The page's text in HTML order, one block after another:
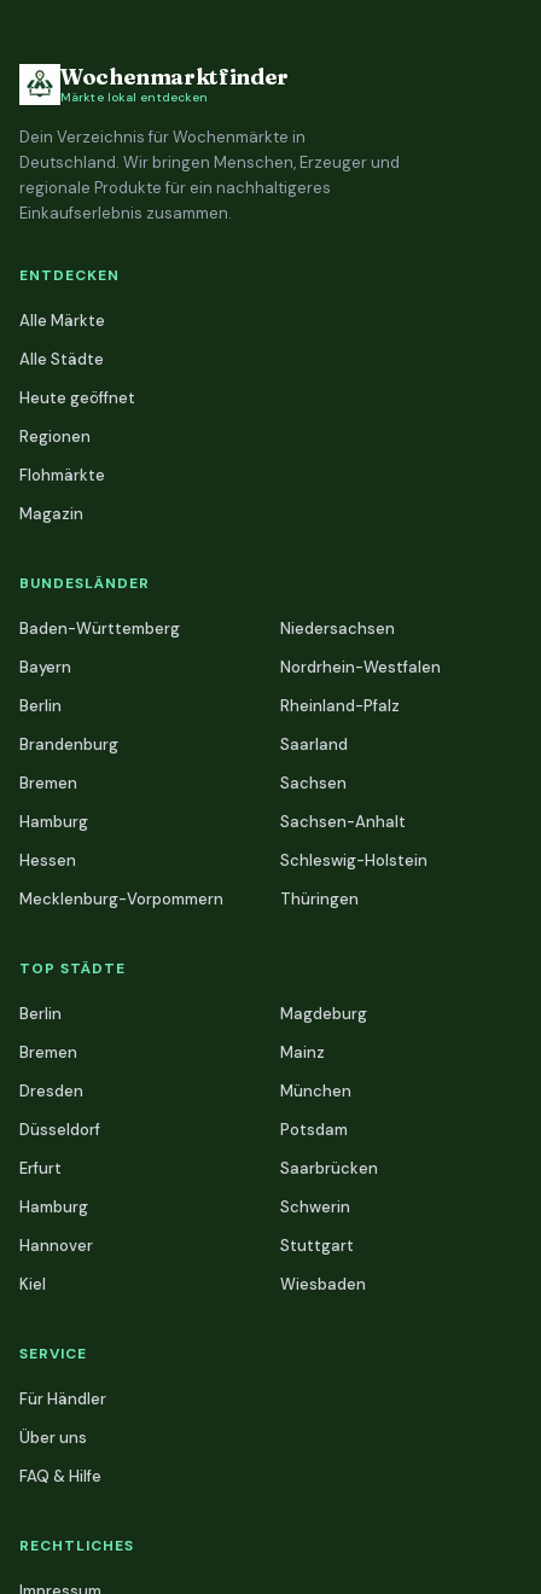
Wochenmarktfinder
Märkte lokal entdecken
Dein Verzeichnis für Wochenmärkte in
Deutschland. Wir bringen Menschen, Erzeuger und
regionale Produkte für ein nachhaltigeres
Einkaufserlebnis zusammen.
ENTDECKEN
Alle Märkte
Alle Städte
Heute geöffnet
Regionen
Flohmärkte
Magazin
BUNDESLÄNDER
Baden-Württemberg
Bayern
Berlin
Brandenburg
Bremen
Hamburg
Hessen
Mecklenburg-Vorpommern
Niedersachsen
Nordrhein-Westfalen
Rheinland-Pfalz
Saarland
Sachsen
Sachsen-Anhalt
Schleswig-Holstein
Thüringen
TOP STÄDTE
Berlin
Bremen
Dresden
Düsseldorf
Erfurt
Hamburg
Hannover
Kiel
Magdeburg
Mainz
München
Potsdam
Saarbrücken
Schwerin
Stuttgart
Wiesbaden
SERVICE
Für Händler
Über uns
FAQ & Hilfe
RECHTLICHES